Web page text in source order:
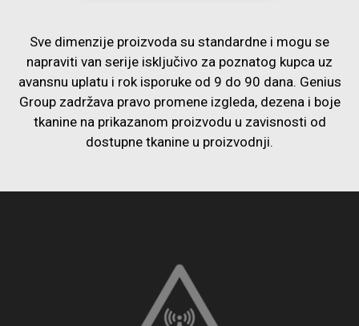
Sve dimenzije proizvoda su standardne i mogu se
napraviti van serije isključivo za poznatog kupca uz
avansnu uplatu i rok isporuke od 9 do 90 dana. Genius
Group zadržava pravo promene izgleda, dezena i boje
tkanine na prikazanom proizvodu u zavisnosti od
dostupne tkanine u proizvodnji.